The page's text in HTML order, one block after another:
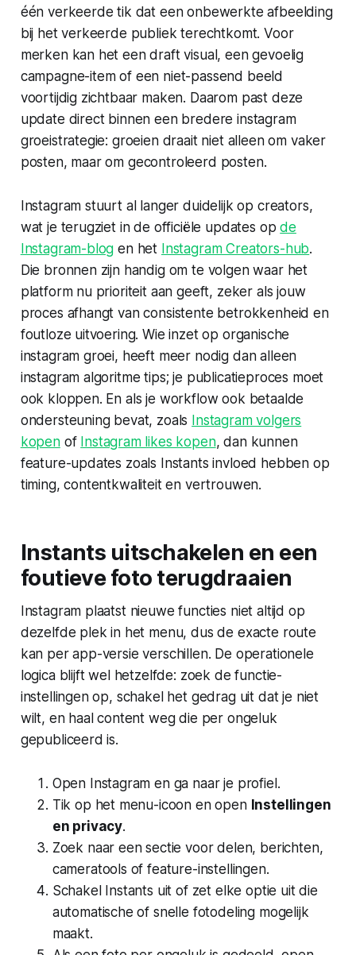
één verkeerde tik dat een onbewerkte afbeelding
bij het verkeerde publiek terechtkomt. Voor
merken kan het een draft visual, een gevoelig
campagne-item of een niet-passend beeld
voortijdig zichtbaar maken. Daarom past deze
update direct binnen een bredereinstagram
groeistrategie: groeien draait niet alleen om vaker
posten, maar om gecontroleerd posten.
Instagram stuurt al langer duidelijk op creators,
wat je terugziet in de officiële updates opde
Instagram-blog en het Instagram Creators-hub.
Die bronnen zijn handig om te volgen waar het
platform nu prioriteit aan geeft, zeker als jouw
proces afhangt van consistente betrokkenheid en
foutloze uitvoering. Wie inzet op organische
instagram groei, heeft meer nodig dan alleen
instagram algoritme tips; je publicatieproces moet
ook kloppen. En als je workflow ook betaalde
ondersteuning bevat, zoals Instagram volgers
kopenof Instagram likes kopen, dan kunnen
feature-updates zoals Instants invloed hebben op
timing, contentkwaliteit en vertrouwen.
Instants uitschakelen en een
foutieve foto terugdraaien
Instagram plaatst nieuwe functies niet altijd op
dezelfde plek in het menu, dus de exacte route
kan per app-versie verschillen. De operationele
logica blijft wel hetzelfde: zoek de functie-
instellingen op, schakel het gedrag uit dat je niet
wilt, en haal content weg die per ongeluk
gepubliceerd is.
Open Instagram en ga naar je profiel.
Tik op het menu-icoon en open Instellingen
en privacy.
Zoek naar een sectie voor delen, berichten,
cameratools of feature-instellingen.
Schakel Instants uit of zet elke optie uit die
automatische of snelle fotodeling mogelijk
maakt.